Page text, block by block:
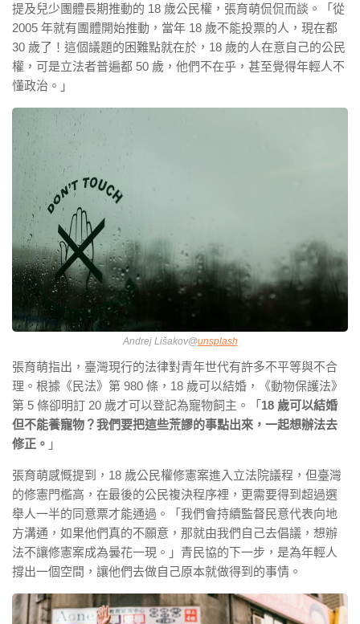
提及兒少團體長期推動的 18 歲公民權，張育萌侃侃而談。「從
2005 年就有團體開始推動，當年 18 歲不能投票的人，現在都
30 歲了！這個議題的困難點就在於，18 歲的人在意自己的公民
權，可是立法者普遍都 50 歲，他們不在乎，甚至覺得年輕人不
懂政治。」
Andrej Lišakov@unsplash
張育萌指出，臺灣現行的法律對青年世代有許多不平等與不合
理。根據《民法》第 980 條，18 歲可以結婚，《動物保護法》
第 5 條卻明訂 20 歲才可以登記為寵物飼主。「 18 歲可以結婚
但不能養寵物？我們要把這些荒謬的事點出來，一起想辦法去
修正。 」
張育萌感慨提到，18 歲公民權修憲案進入立法院議程，但臺灣
的修憲門檻高，在最後的公民複決程序裡，更需要得到超過選
舉人一半的同意票才能通過。「我們會持續監督民意代表向地
方溝通，如果他們真的不願意，那就由我們自己去倡議，想辦
法不讓修憲案成為曇花一現。」青民協的下一步，是為年輕人
撐出一個空間，讓他們去做自己原本就做得到的事情。